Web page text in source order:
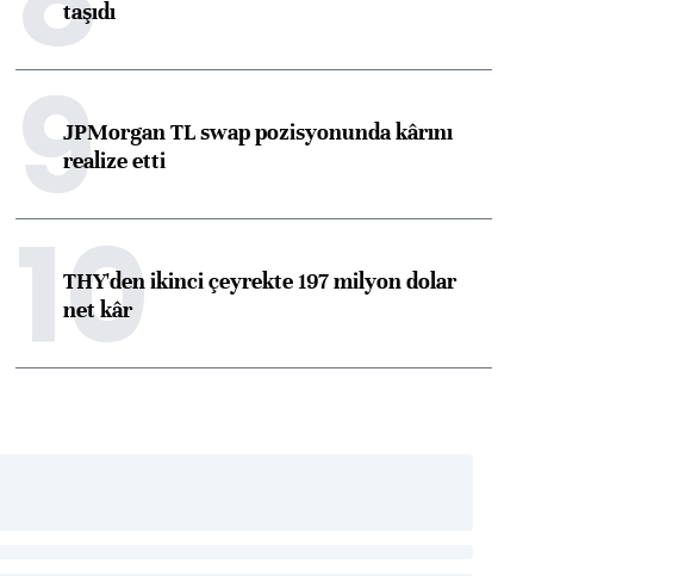
taşıdı
9JPMorgan TL swap pozisyonunda kârını
realize etti
10
THY'den ikinci çeyrekte 197 milyon dolar
net kâr